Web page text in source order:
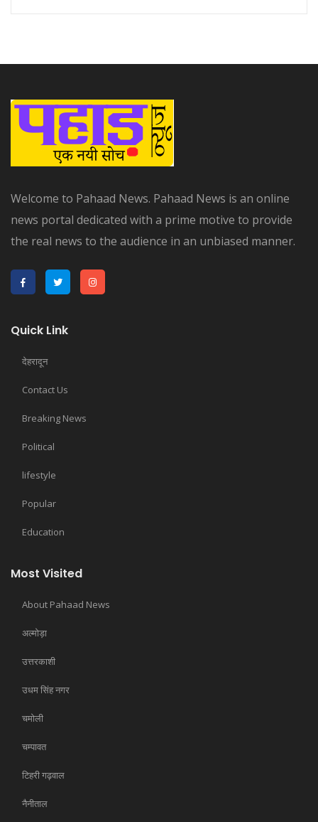
Welcome to Pahaad News. Pahaad News is an online
news portal dedicated with a prime motive to provide
the real news to the audience in an unbiased manner.
Quick Link
देहरादून
Contact Us
Breaking News
Political
lifestyle
Popular
Education
Most Visited
About Pahaad News
अल्मोड़ा
उत्तरकाशी
उधम सिंह नगर
चमोली
चम्पावत
टिहरी गढ़वाल
नैनीताल